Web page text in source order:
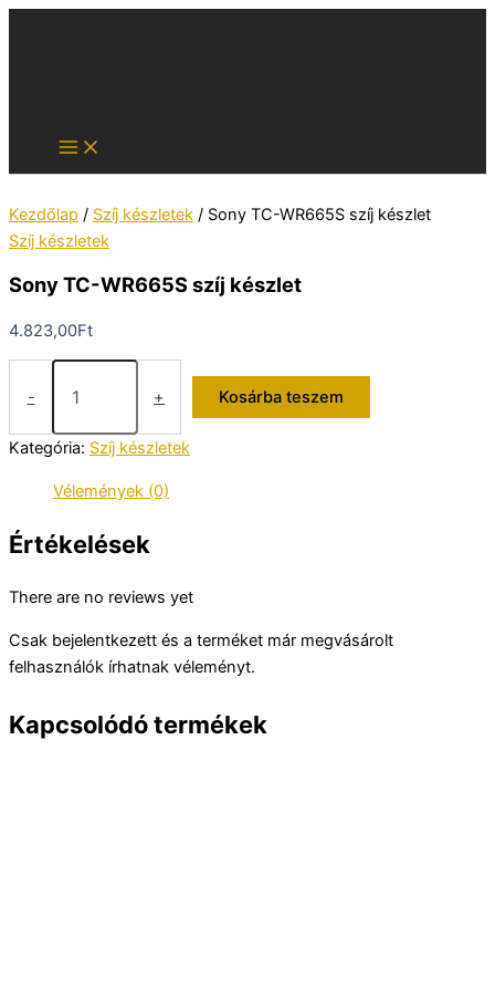
Kezdőlap / Szíj készletek / Sony TC-WR665S szíj készlet
Szíj készletek
Sony TC-WR665S szíj készlet
4.823,00Ft
-
szíj
készlet
mennyiség
+ Kosárba teszem
Kategória: Szíj készletek
Vélemények (0)
Értékelések
There are no reviews yet
Csak bejelentkezett és a terméket már megvásárolt
felhasználók írhatnak véleményt.
Kapcsolódó termékek